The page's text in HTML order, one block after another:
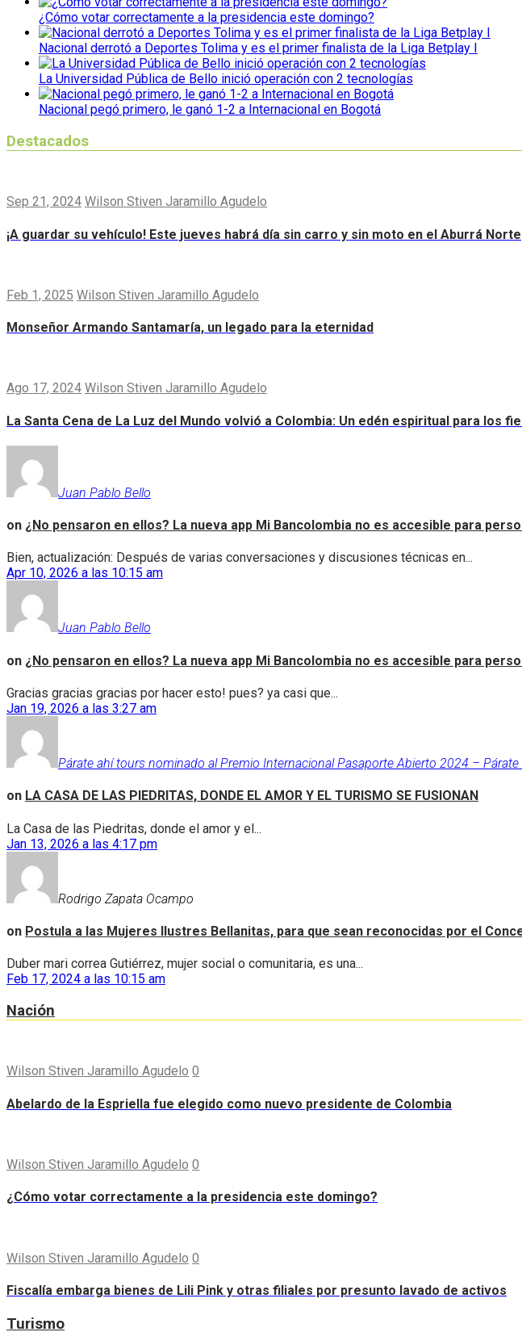
¿Cómo votar correctamente a la presidencia este domingo?
Nacional derrotó a Deportes Tolima y es el primer finalista de la Liga Betplay I
La Universidad Pública de Bello inició operación con 2 tecnologías
Nacional pegó primero, le ganó 1-2 a Internacional en Bogotá
Destacados
Sep 21, 2024 Wilson Stiven Jaramillo Agudelo
¡A guardar su vehículo! Este jueves habrá día sin carro y sin moto en el Aburrá Norte
Feb 1, 2025 Wilson Stiven Jaramillo Agudelo
Monseñor Armando Santamaría, un legado para la eternidad
Ago 17, 2024 Wilson Stiven Jaramillo Agudelo
La Santa Cena de La Luz del Mundo volvió a Colombia: Un edén espiritual para los
Juan Pablo Bello
on ¿No pensaron en ellos? La nueva app Mi Bancolombia no es accesible para
Bien, actualización: Después de varias conversaciones y discusiones técnicas en...
Apr 10, 2026 a las 10:15 am
Juan Pablo Bello
on ¿No pensaron en ellos? La nueva app Mi Bancolombia no es accesible para
Gracias gracias gracias por hacer esto! pues? ya casi que...
Jan 19, 2026 a las 3:27 am
Párate ahí tours nominado al Premio Internacional Pasaporte Abierto 2024 –
on LA CASA DE LAS PIEDRITAS, DONDE EL AMOR Y EL TURISMO SE FUSIONAN
La Casa de las Piedritas, donde el amor y el...
Jan 13, 2026 a las 4:17 pm
Rodrigo Zapata Ocampo
on Postula a las Mujeres Ilustres Bellanitas, para que sean reconocidas por el
Duber mari correa Gutiérrez, mujer social o comunitaria, es una...
Feb 17, 2024 a las 10:15 am
Nación
Wilson Stiven Jaramillo Agudelo 0
Abelardo de la Espriella fue elegido como nuevo presidente de Colombia
Wilson Stiven Jaramillo Agudelo 0
¿Cómo votar correctamente a la presidencia este domingo?
Wilson Stiven Jaramillo Agudelo 0
Fiscalía embarga bienes de Lili Pink y otras filiales por presunto lavado de activos
Turismo